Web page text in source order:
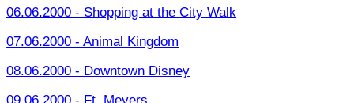
06.06.2000 - Shopping at the City Walk
07.06.2000 - Animal Kingdom
08.06.2000 - Downtown Disney